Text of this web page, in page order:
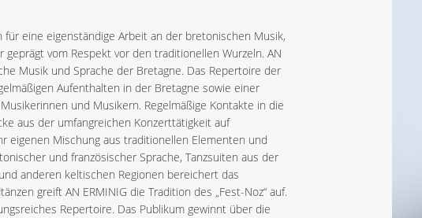
eine eigenständige Arbeit an der bretonischen Musik,
vom Respekt vor den traditionellen Wurzeln. AN
Musik und Sprache der Bretagne. Das Repertoire der
Aufenthalten in der Bretagne sowie einer
und Musikern. Regelmäßige Kontakte in die
aus der umfangreichen Konzerttätigkeit auf
eigenen Mischung aus traditionellen Elementen und
und französischer Sprache, Tanzsuiten aus der
anderen keltischen Regionen bereichert das
greift AN ERMINIG die Tradition des „Fest-Noz“ auf.
Repertoire. Das Publikum gewinnt über die